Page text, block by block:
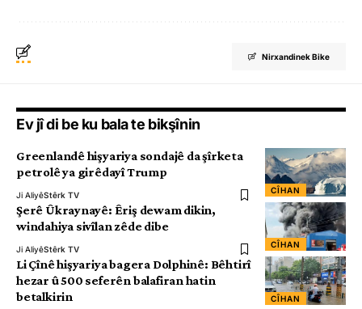
Nirxandinek Bike
Ev jî di be ku bala te bikşînin
CÎHAN
Greenlandê hişyariya sondajê da şîrketa
petrolê ya girêdayî Trump
Ji AliyêStêrk TV
CÎHAN
Şerê Ûkraynayê: Êriş dewam dikin,
windahiya sivîlan zêde dibe
Ji AliyêStêrk TV
CÎHAN
Li Çînê hişyariya bagera Dolphinê: Bêhtirî
hezar û 500 seferên balafiran hatin
betalkirin